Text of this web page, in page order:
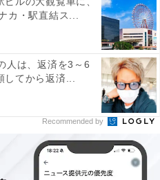
で見る
カ・駅直結ス...
人は、返済を3～6
てから返済...
Recommended by